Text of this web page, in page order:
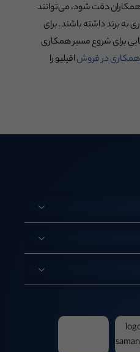
دقت شود، می‌توانند
به برند داشته باشند. برای
برای شروع مسیر همکاری
همکاری در فروشافیلیو را